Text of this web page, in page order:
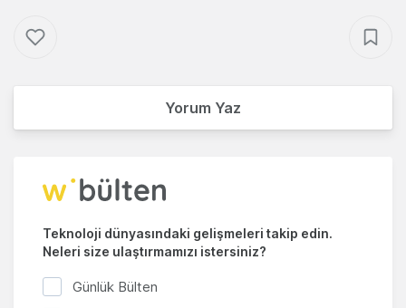
Yorum Yaz
Teknoloji dünyasındaki gelişmeleri takip edin.
Neleri size ulaştırmamızı istersiniz?
Günlük Bülten